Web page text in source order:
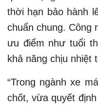
thời hạn bảo hành
chuẩn chung. Công
ưu điểm như tuổi
khả năng chịu nhiệt
“Trong ngành xe
chốt, vừa quyết